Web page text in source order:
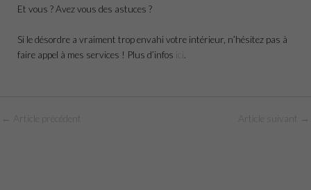
Et vous ? Avez vous des astuces ?
Si le désordre a vraiment trop envahi votre intérieur, n’hésitez pas à
faire appel à mes services ! Plus d’infos ici
← Article précédent Article suivant →